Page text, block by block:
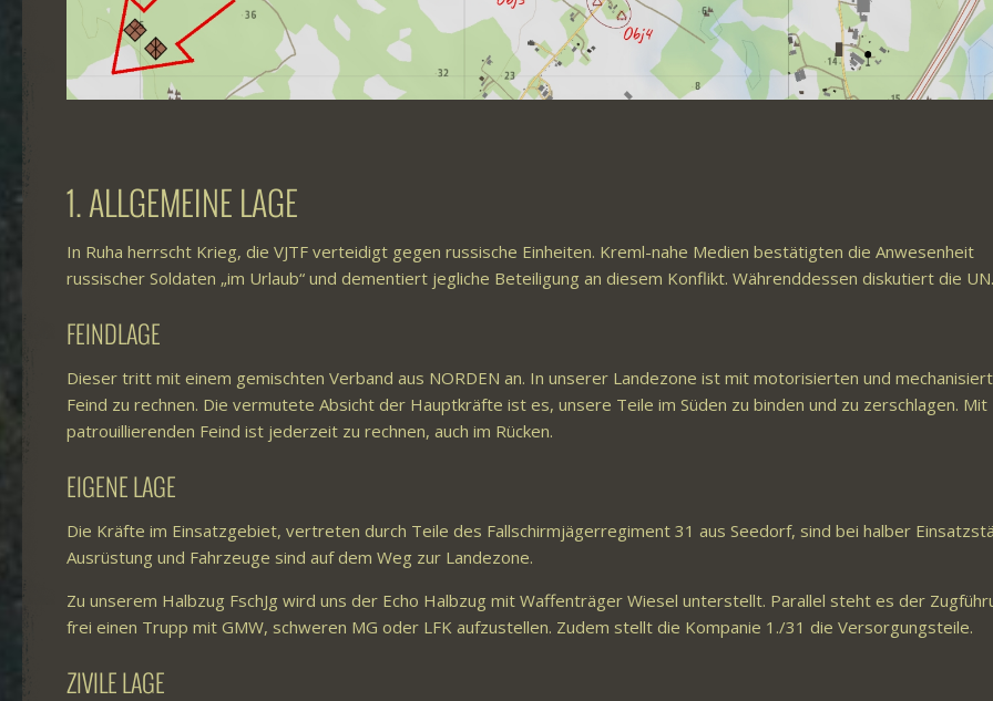
1. ALLGEMEINE LAGE
In Ruha herrscht Krieg, die VJTF verteidigt gegen russische Einheiten. Kreml-nahe Medien bestätigten die Anwesenheit
russischer Soldaten „im Urlaub“ und dementiert jegliche Beteiligung an diesem Konflikt. Währenddessen diskutiert die
FEINDLAGE
Dieser tritt mit einem gemischten Verband aus NORDEN an. In unserer Landezone ist mit motorisierten und
Feind zu rechnen. Die vermutete Absicht der Hauptkräfte ist es, unsere Teile im Süden zu binden und zu zerschlagen. Mit
patrouillierenden Feind ist jederzeit zu rechnen, auch im Rücken.
EIGENE LAGE
Die Kräfte im Einsatzgebiet, vertreten durch Teile des Fallschirmjägerregiment 31 aus Seedorf, sind bei halber
Ausrüstung und Fahrzeuge sind auf dem Weg zur Landezone.
Zu unserem Halbzug FschJg wird uns der Echo Halbzug mit Waffenträger Wiesel unterstellt. Parallel steht es der
frei einen Trupp mit GMW, schweren MG oder LFK aufzustellen. Zudem stellt die Kompanie 1./31 die Versorgungsteile.
ZIVILE LAGE